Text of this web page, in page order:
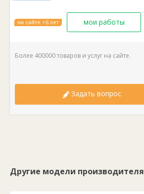
на сайте >6 лет мои работы
Более 400000 товаров и услуг на сайте.
Задать вопрос
Другие модели производителя